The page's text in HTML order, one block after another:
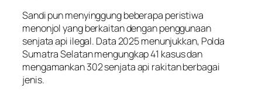
Sandi pun menyinggung beberapa peristiwa
menonjol yang berkaitan dengan penggunaan
senjata api ilegal. Data 2025 menunjukkan, Polda
Sumatra Selatan mengungkap 41 kasus dan
mengamankan 302 senjata api rakitan berbagai
jenis.